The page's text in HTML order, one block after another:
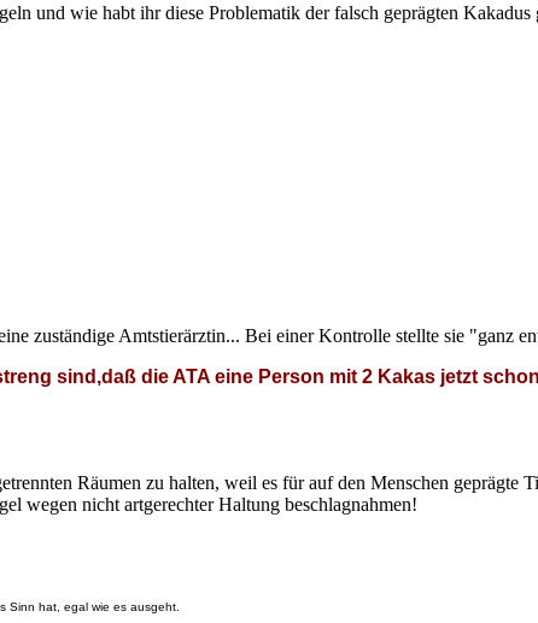
und wie habt ihr diese Problematik der falsch geprägten Kakadus
zuständige Amtstierärztin... Bei einer Kontrolle stellte sie "ganz
sind,daß die ATA eine Person mit 2 Kakas jetzt
Räumen zu halten, weil es für auf den Menschen geprägte
wegen nicht artgerechter Haltung beschlagnahmen!
Sinn hat, egal wie es ausgeht.